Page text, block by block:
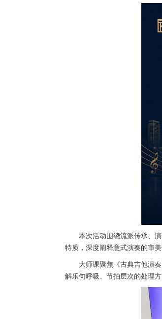
本次活动围绕流派传承、
特质，深度阐释意式演奏的审
大师课聚焦《古典吉他演
解乐句呼吸、节拍层次的处理